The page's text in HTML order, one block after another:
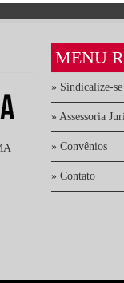
MENU
» Sindicalize-se
» Assessoria
» Convênios
» Contato